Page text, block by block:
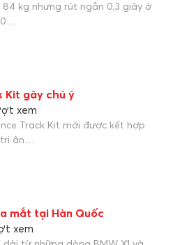
84 kg nhưng rút ngắn 0,3 giây ở
Kit gây chú ý
xem
Track Kit mới được kết hợp
tri ân…
mắt tại Hàn Quốc
xem